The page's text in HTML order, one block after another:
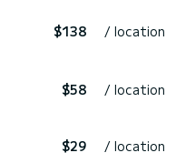
$138 / location
$58 / location
$29 / location